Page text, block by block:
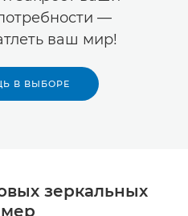
—
ваш мир!
В ВЫБОРЕ
зеркальных